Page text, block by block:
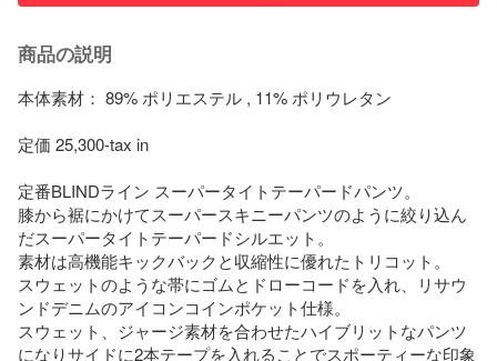
商品の説明
本体素材： 89% ポリエステル , 11% ポリウレタン
定価 25,300-tax in
定番BLINDライン スーパータイトテーパードパンツ。
膝から裾にかけてスーパースキニーパンツのように絞り込ん
だスーパータイトテーパードシルエット。
素材は高機能キックバックと収縮性に優れたトリコット。
スウェットのような帯にゴムとドローコードを入れ、リサウ
ンドデニムのアイコンコインポケット仕様。
スウェット、ジャージ素材を合わせたハイブリットなパンツ
になりサイドに2本テープを入れることでスポーティーな印象